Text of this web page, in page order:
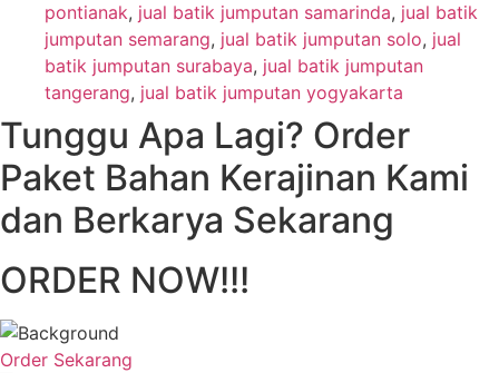
pontianak, jual batik jumputan samarinda, jual batik
jumputan semarang, jual batik jumputan solo, jual
batik jumputan surabaya, jual batik jumputan
tangerang, jual batik jumputan yogyakarta
Tunggu Apa Lagi? Order
Paket Bahan Kerajinan Kami
dan Berkarya Sekarang
ORDER NOW!!!
Order Sekarang